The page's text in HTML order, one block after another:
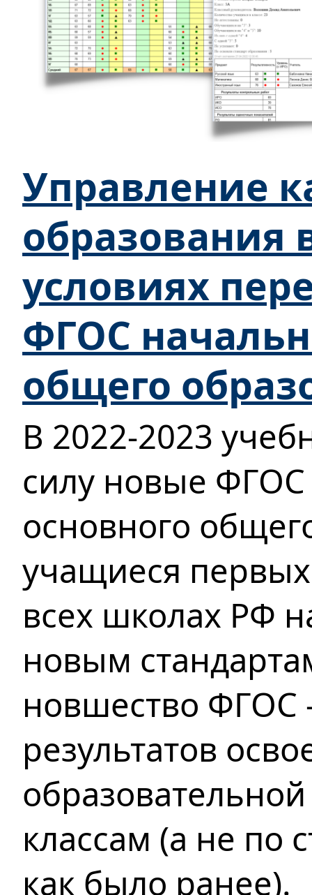
Управление
образования
условиях
ФГОС
общего
В 2022-2023
силу новые ФГОС
основного
учащиеся
всех школах РФ
новым
новшество ФГОС
результатов
классам (а не по
как было ранее).